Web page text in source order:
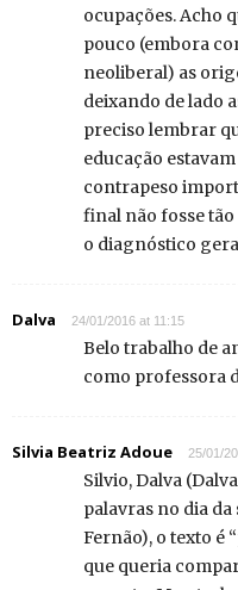
ocupações. Acho
pouco (embora
neoliberal) as
deixando de lado
preciso lembrar
educação
contrapeso
final não fosse
o diagnóstico
Dalva 24/01/2016 at 11:15
Belo trabalho de
como professora
Silvia Beatriz Adoue 25/01/
Silvio, Dalva
palavras no dia da
Fernão), o texto é
que queria